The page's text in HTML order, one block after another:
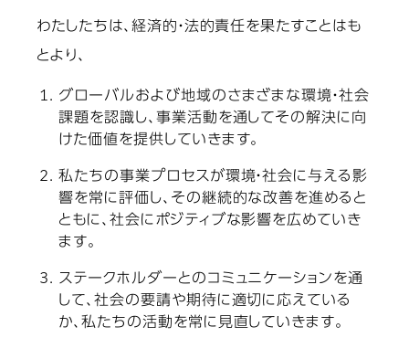
わたしたちは、経済的・法的責任を果たすことはも
とより、
グローバルおよび地域のさまざまな環境・社会
課題を認識し、事業活動を通してその解決に向
けた価値を提供していきます。
私たちの事業プロセスが環境・社会に与える影
響を常に評価し、その継続的な改善を進めると
ともに、社会にポジティブな影響を広めていき
ます。
ステークホルダーとのコミュニケーションを通
して、社会の要請や期待に適切に応えている
か、私たちの活動を常に見直していきます。